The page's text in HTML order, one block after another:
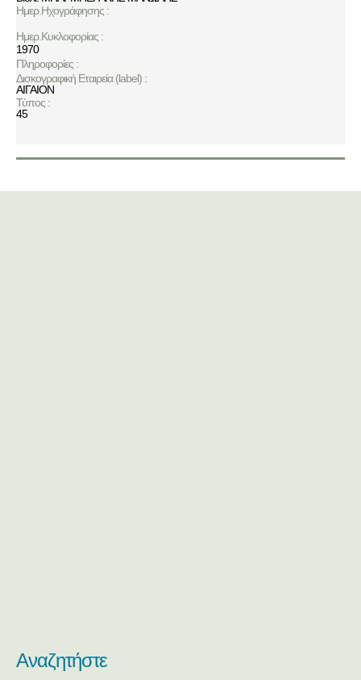
Ημερ.Ηχογράφησης :
Ημερ.Κυκλοφορίας :
1970
Πληροφορίες :
Δισκογραφική Εταιρεία (label) :
ΑΙΓΑΙΟΝ
Τύπος :
45
Αναζητήστε